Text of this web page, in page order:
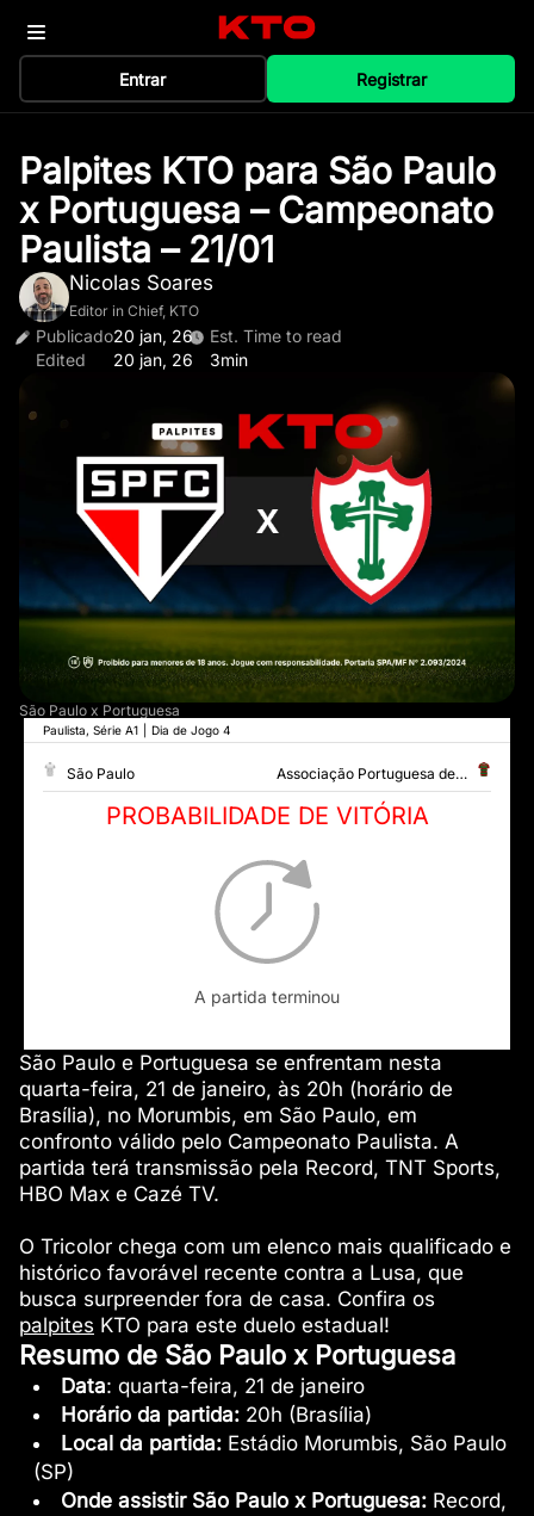
Entrar Registrar
Palpites KTO para São Paulo
x Portuguesa – Campeonato
Paulista – 21/01
Nicolas Soares
Editor in Chief, KTO
Publicado20 jan, 26
Edited
20 jan, 26
Est. Time to read
3min
São Paulo x Portuguesa
Paulista, Série A1 Dia de Jogo 4
São Paulo Associação Portuguesa de Desportos
PROBABILIDADE DE VITÓRIA
A partida terminou
São Paulo e Portuguesa se enfrentam nesta
quarta-feira, 21 de janeiro, às 20h (horário de
Brasília), no Morumbis, em São Paulo, em
confronto válido pelo Campeonato Paulista. A
partida terá transmissão pela Record, TNT Sports,
HBO Max e Cazé TV.
O Tricolor chega com um elenco mais qualificado e
histórico favorável recente contra a Lusa, que
busca surpreender fora de casa. Confira os
palpites KTO para este duelo estadual!
Resumo de São Paulo x Portuguesa
Data: quarta-feira, 21 de janeiro
Horário da partida:20h (Brasília)
Local da partida:Estádio Morumbis, São Paulo
(SP)
Onde assistir São Paulo x Portuguesa: Record,